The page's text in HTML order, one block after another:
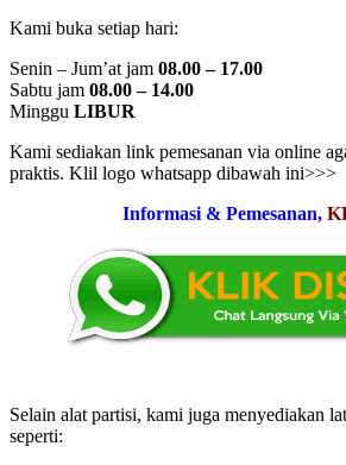
Kami buka setiap hari:
Senin – Jum’at jam 08.00 – 17.00
Sabtu jam 08.00 – 14.00
Minggu LIBUR
Kami sediakan link pemesanan via online
praktis. Klil logo whatsapp dibawah ini>>>
Informasi & Pemesanan,
Selain alat partisi, kami juga menyediakan
seperti: